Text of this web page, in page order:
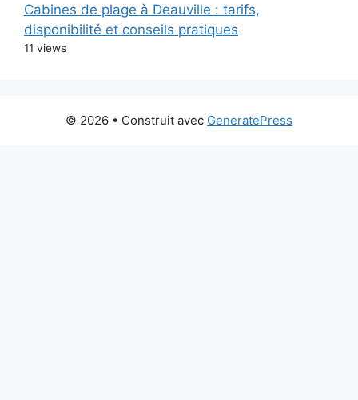
Cabines de plage à Deauville : tarifs,
disponibilité et conseils pratiques
11 views
© 2026 • Construit avec GeneratePress